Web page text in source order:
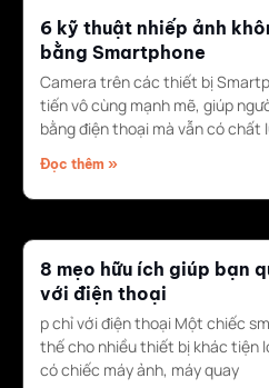
6 kỹ thuật nhiếp ảnh
bằng Smartphone
Camera trên các thiết bị
tiến vô cùng mạnh mẽ, giúp
bằng điện thoại mà vẫn có chất
Đọc thêm »
8 mẹo hữu ích giúp bạn
với điện thoại
p chỉ với điện thoại Một chiếc
thế cho nhiều thiết bị khác tiện
có chiếc máy ảnh, máy quay